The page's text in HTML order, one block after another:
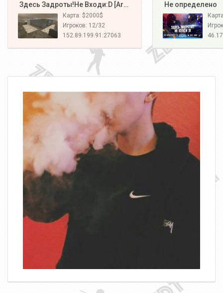
️ Здесь Задроты!Не Входи:D [Army#1]
Карта: $2000$
Игроков: 12/32
152.89.199.91:27063
️ Не определено